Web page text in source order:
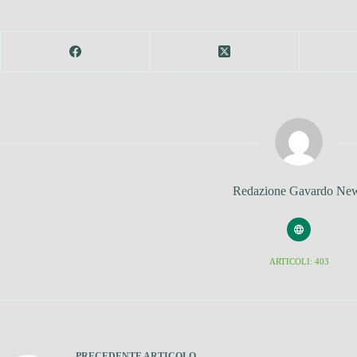
Redazione Gavardo
ARTICOLI: 403